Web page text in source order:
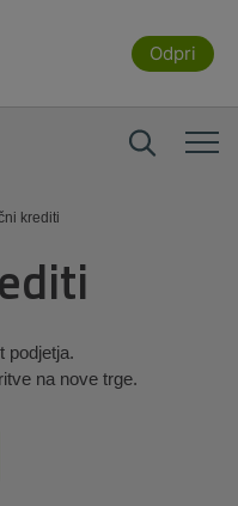
Odpri
krediti
podjetja.
na nove trge.